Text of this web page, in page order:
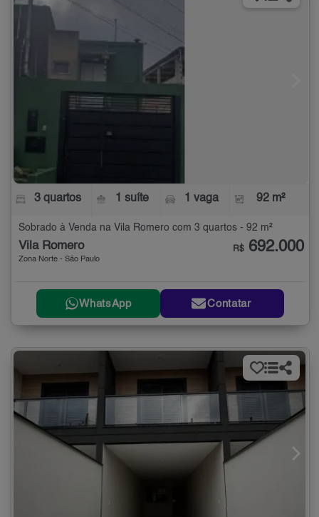
3 quartos 1 suíte 1 vaga 92 m²
Sobrado à Venda na Vila Romero com 3 quartos - 92 m²
Vila Romero
Zona Norte - São Paulo
R$ 692.000
WhatsApp Contatar